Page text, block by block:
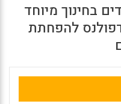
בחינוך מיוחד
להפחתת